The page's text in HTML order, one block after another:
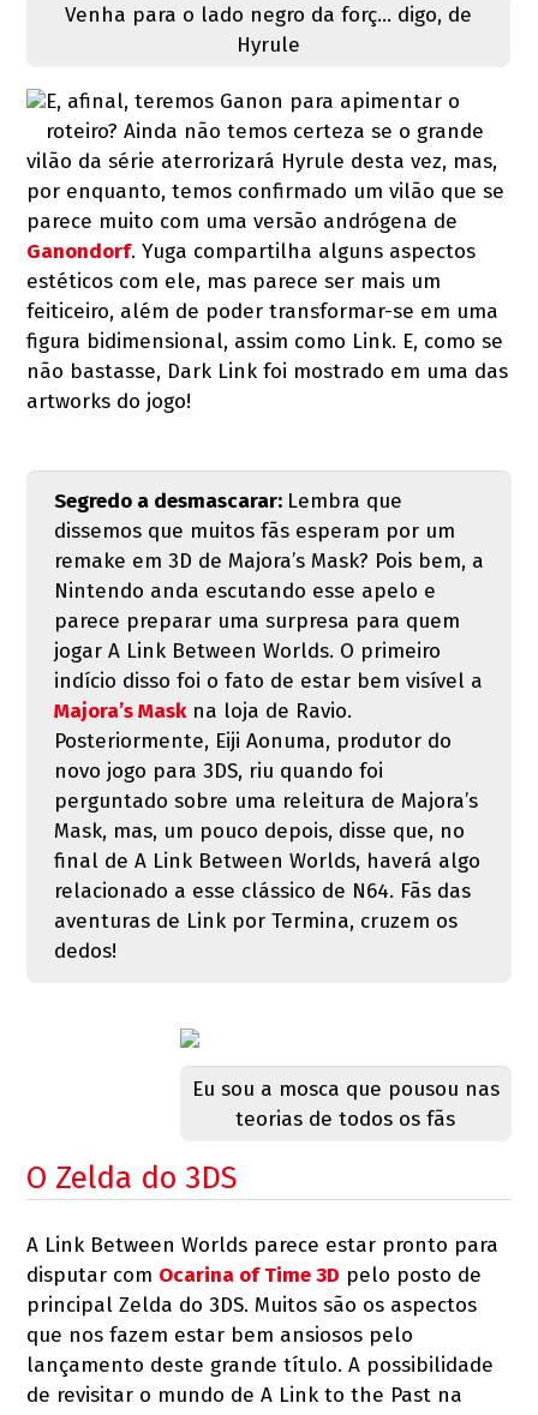
Venha para o lado negro da forç... digo, de
Hyrule
E, afinal, teremos Ganon para apimentar o
roteiro? Ainda não temos certeza se o grande
vilão da série aterrorizará Hyrule desta vez, mas,
por enquanto, temos confirmado um vilão que se
parece muito com uma versão andrógena de
Ganondorf. Yuga compartilha alguns aspectos
estéticos com ele, mas parece ser mais um
feiticeiro, além de poder transformar-se em uma
figura bidimensional, assim como Link. E, como se
não bastasse, Dark Link foi mostrado em uma das
artworks do jogo!
Segredo a desmascarar: Lembra que
dissemos que muitos fãs esperam por um
remake em 3D de Majora’s Mask? Pois bem, a
Nintendo anda escutando esse apelo e
parece preparar uma surpresa para quem
jogar A Link Between Worlds. O primeiro
indício disso foi o fato de estar bem visível a
Majora’s Maskna loja de Ravio.
Posteriormente, Eiji Aonuma, produtor do
novo jogo para 3DS, riu quando foi
perguntado sobre uma releitura de Majora’s
Mask, mas, um pouco depois, disse que, no
final de A Link Between Worlds, haverá algo
relacionado a esse clássico de N64. Fãs das
aventuras de Link por Termina, cruzem os
dedos!
Eu sou a mosca que pousou nas
teorias de todos os fãs
O Zelda do 3DS
A Link Between Worlds parece estar pronto para
disputar com Ocarina of Time 3D pelo posto de
principal Zelda do 3DS. Muitos são os aspectos
que nos fazem estar bem ansiosos pelo
lançamento deste grande título. A possibilidade
de revisitar o mundo de A Link to the Past na